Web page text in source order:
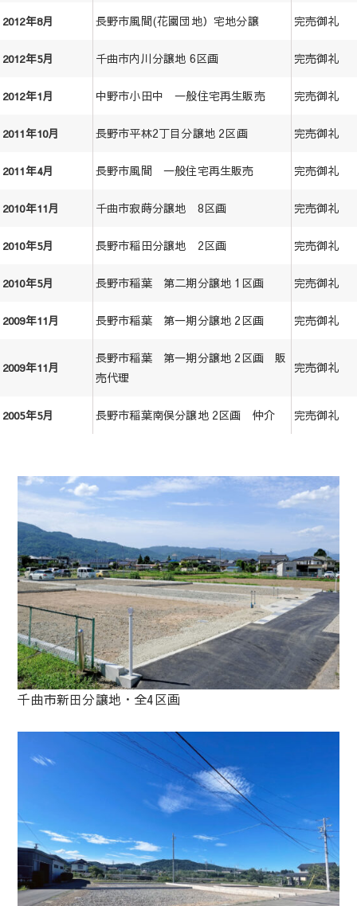
2012年8月 長野市風間(花園団地）宅地分譲 完売御礼
2012年5月 千曲市内川分譲地 6区画 完売御礼
2012年1月 中野市小田中 一般住宅再生販売 完売御礼
2011年10月 長野市平林2丁目分譲地 2区画 完売御礼
2011年4月 長野市風間 一般住宅再生販売 完売御礼
2010年11月 千曲市寂蒔分譲地 8区画 完売御礼
2010年5月 長野市稲田分譲地 2区画 完売御礼
2010年5月 長野市稲葉 第二期分譲地 1区画 完売御礼
2009年11月 長野市稲葉 第一期分譲地 2区画 完売御礼
2009年11月
長野市稲葉 第一期分譲地 2区画 販
売代理
完売御礼
2005年5月 長野市稲葉南俣分譲地 2区画 仲介 完売御礼
千曲市新田分譲地・全4区画